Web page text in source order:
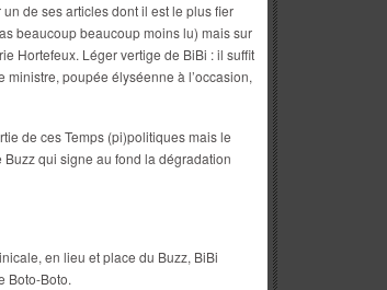
de ses articles dont il est le plus fier
beaucoup beaucoup moins lu) mais sur
Hortefeux. Léger vertige de BiBi : il suffit
poupée élyséenne à l’occasion,
de ces Temps (pi)politiques mais le
qui signe au fond la dégradation
en lieu et place du Buzz, BiBi
Boto-Boto.